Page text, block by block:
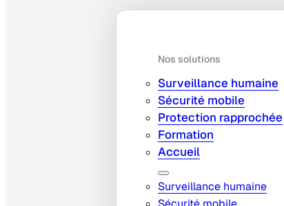
Nos solutions
Surveillance humaine
Sécurité mobile
Protection rapprochée
Formation
Accueil
Surveillance humaine